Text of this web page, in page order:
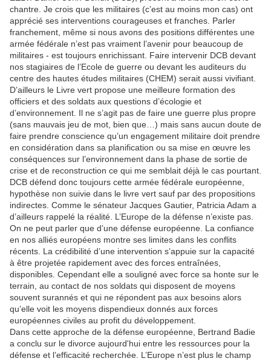
chantre. Je crois que les militaires (c’est au moins mon cas) ont
apprécié ses interventions courageuses et franches. Parler
franchement, même si nous avons des positions différentes une
armée fédérale n’est pas vraiment l’avenir pour beaucoup de
militaires - est toujours enrichissant. Faire intervenir DCB devant
nos stagiaires de l’Ecole de guerre ou devant les auditeurs du
centre des hautes études militaires (CHEM) serait aussi vivifiant.
D’ailleurs le Livre vert propose une meilleure formation des
officiers et des soldats aux questions d’écologie et
d’environnement. Il ne s’agit pas de faire une guerre plus propre
(sans mauvais jeu de mot, bien que…) mais sans aucun doute de
faire prendre conscience qu’un engagement militaire doit prendre
en considération dans sa planification ou sa mise en œuvre les
conséquences sur l’environnement dans la phase de sortie de
crise et de reconstruction ce qui me semblait déjà le cas pourtant.
DCB défend donc toujours cette armée fédérale européenne,
hypothèse non suivie dans le livre vert sauf par des propositions
indirectes. Comme le sénateur Jacques Gautier, Patricia Adam a
d’ailleurs rappelé la réalité. L’Europe de la défense n’existe pas.
On ne peut parler que d’une défense européenne. La confiance
en nos alliés européens montre ses limites dans les conflits
récents. La crédibilité d’une intervention s’appuie sur la capacité
à être projetée rapidement avec des forces entraînées,
disponibles. Cependant elle a souligné avec force sa honte sur le
terrain, au contact de nos soldats qui disposent de moyens
souvent surannés et qui ne répondent pas aux besoins alors
qu’elle voit les moyens dispendieux donnés aux forces
européennes civiles au profit du développement.
Dans cette approche de la défense européenne, Bertrand Badie
a conclu sur le divorce aujourd'hui entre les ressources pour la
défense et l’efficacité recherchée. L’Europe n’est plus le champ